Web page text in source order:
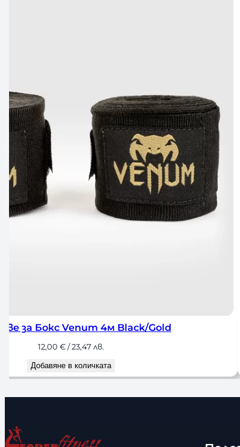
Бокс Venum 4м Black/Gold
12,00€/ 23,47 лв.
Добавяне в количката